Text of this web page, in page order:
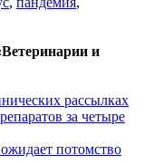
и
рассылках
за четыре
потомство